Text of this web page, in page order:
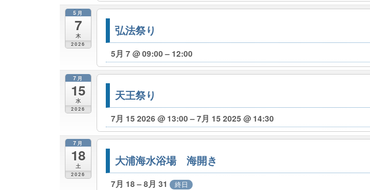
5月
7
木
2026
弘法祭り
5月 7 @ 09:00 – 12:00
7月
15
水
2026
天王祭り
7月 15 2026 @ 13:00 – 7月 15 2025 @ 14:30
7月
18
土
2026
大浦海水浴場 海開き
7月 18 – 8月 31 終日